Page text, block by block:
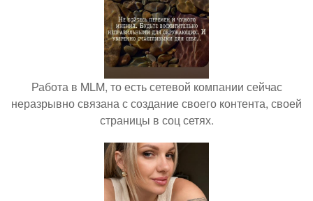
Работа в MLM, то есть сетевой компании сейчас
неразрывно связана с создание своего контента, своей
страницы в соц сетях.